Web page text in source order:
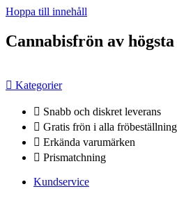
Hoppa till innehåll
Cannabisfrön av
Kategorier
Snabb och diskret leverans
Gratis frön i alla
Erkända varumärken
Prismatchning
Kundservice